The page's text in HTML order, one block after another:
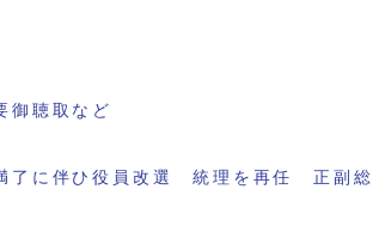
御聴取など
了に伴ひ役員改選 統理を再任 正副